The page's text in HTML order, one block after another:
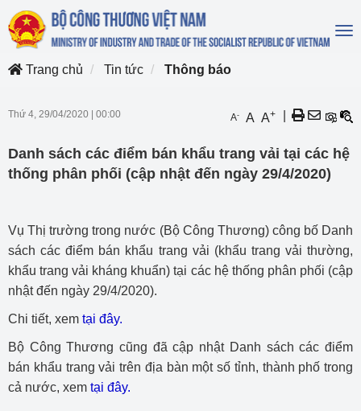
Trang chủ
Tin tức Thông báo
Thứ 4, 29/04/2020 00:00 A- A A+
Danh sách các điểm bán khẩu trang vải tại các hệ
thống phân phối (cập nhật đến ngày 29/4/2020)
Vụ Thị trường trong nước (Bộ Công Thương) công bố Danh
sách các điểm bán khẩu trang vải (khẩu trang vải thường,
khẩu trang vải kháng khuẩn) tại các hệ thống phân phối (cập
nhật đến ngày 29/4/2020).
Chi tiết, xem tại đây.
Bộ Công Thương cũng đã cập nhật Danh sách các điểm
bán khẩu trang vải trên địa bàn một số tỉnh, thành phố trong
cả nước, xem tại đây.